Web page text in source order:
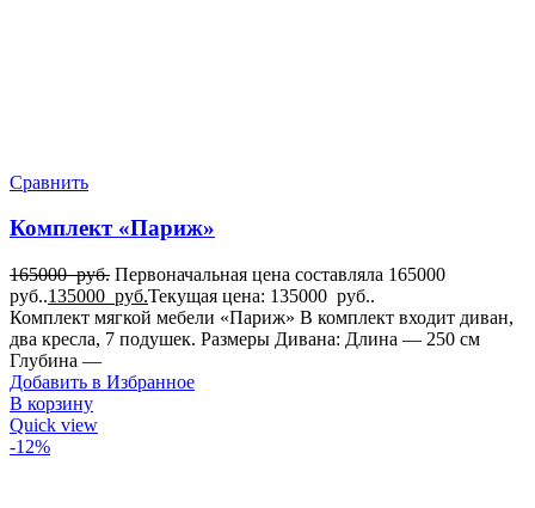
Сравнить
Комплект «Париж»
165000руб. Первоначальная цена составляла 165000
руб..135000 руб.Текущая цена: 135000 руб..
Комплект мягкой мебели «Париж» В комплект входит диван,
два кресла, 7 подушек. Размеры Дивана: Длина — 250 см
Глубина —
Добавить в Избранное
В корзину
Quick view
-12%